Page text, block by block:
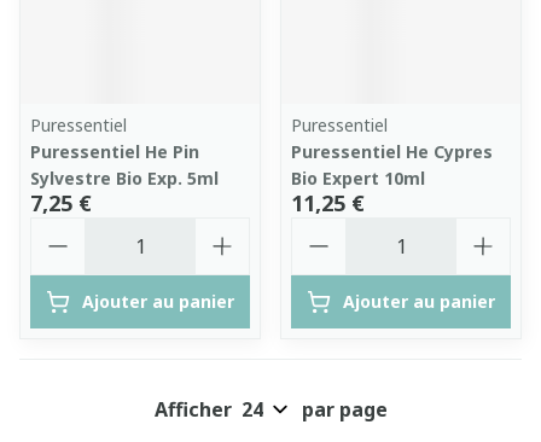
Puressentiel
Puressentiel He Pin
Sylvestre Bio Exp. 5ml
7,25 €
Ajouter au panier
Puressentiel
Puressentiel He Cypres
Bio Expert 10ml
11,25 €
Ajouter au panier
Afficher par page